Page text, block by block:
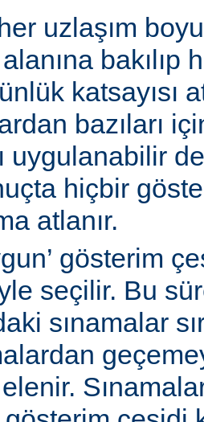
uzlaşım
alanına
katsayısı
bazıları
uygulanabilir
hiçbir
atlanır.
gösterim
seçilir. Bu
sınamalar